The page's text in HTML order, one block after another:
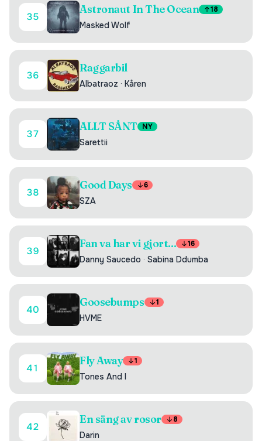
35
Astronaut In The Ocean 18
Masked Wolf
36
Raggarbil
Albatraoz · Kåren
37
ALLT SÅNT NY
Sarettii
38
Good Days 6
SZA
39
Fan va har vi gjort... 16
Danny Saucedo · Sabina Ddumba
40
Goosebumps 1
HVME
41
Fly Away 1
Tones And I
42
En säng av rosor 8
Darin